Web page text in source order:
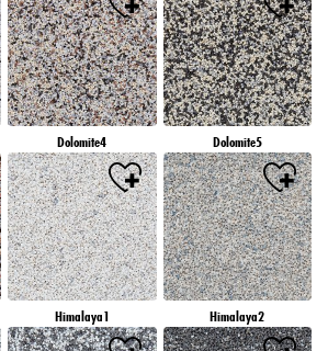
Dolomite4 Dolomite5
Himalaya1 Himalaya2